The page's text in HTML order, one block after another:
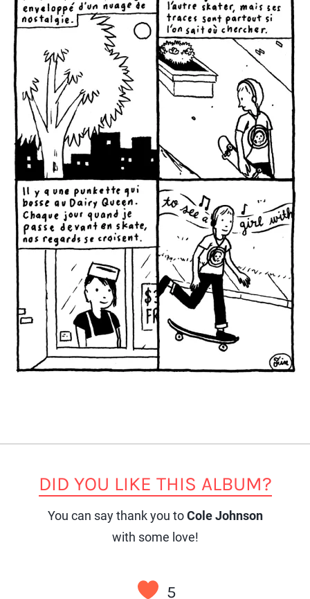
DID YOU LIKE THIS ALBUM?
You can say thank you toCole Johnson
with some love!
5